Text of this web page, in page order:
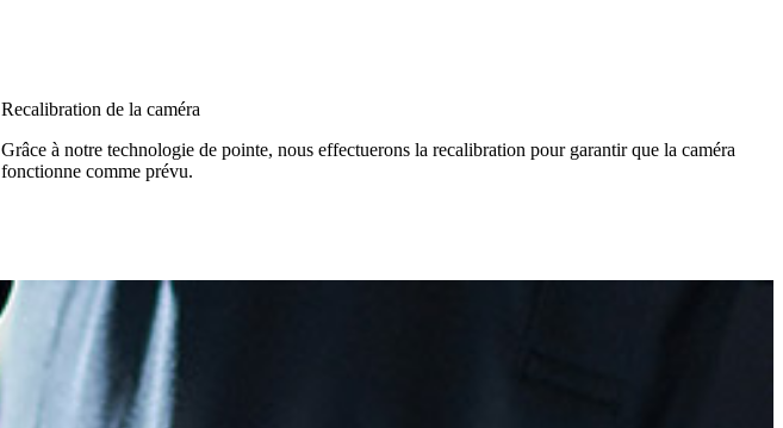
Recalibration de la caméra
Grâce à notre technologie de pointe, nous effectuerons la recalibration pour garantir que la caméra
fonctionne comme prévu.